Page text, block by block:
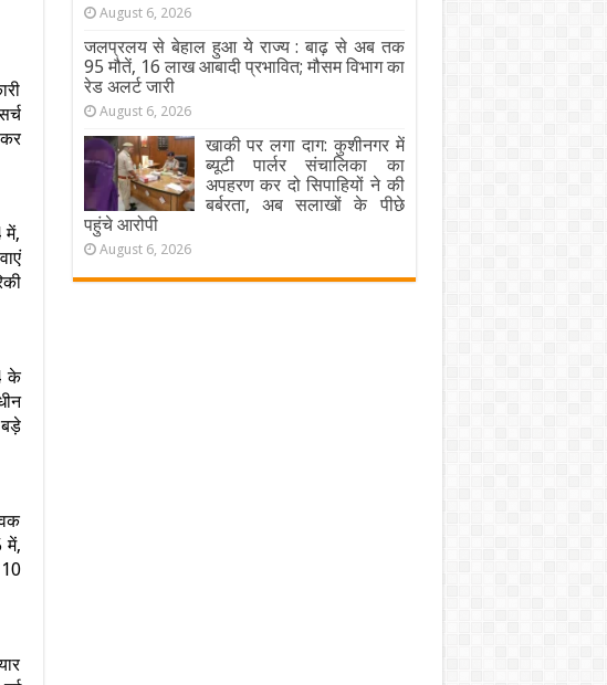
में,
के
में,
August 6, 2026
जलप्रलय से बेहाल हुआ ये राज्य : बाढ़ से अब तक
95 मौतें, 16 लाख आबादी प्रभावित; मौसम विभाग का
रेड अलर्ट जारी
August 6, 2026
खाकी पर लगा दाग: कुशीनगर में
ब्यूटी पार्लर संचालिका का
अपहरण कर दो सिपाहियों ने की
बर्बरता, अब सलाखों के पीछे
पहुंचे आरोपी
August 6, 2026